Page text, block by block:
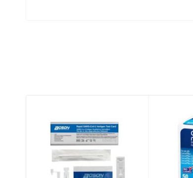
Οδηγίες χρήσης :
Η εξέταση αντιγόνου διαθέτει μία